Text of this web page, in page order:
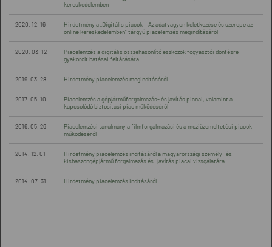
kereskedelemben
2020. 12. 16
Hirdetmény a „Digitális piacok – Az adatvagyon keletkezése és szerepe az
online kereskedelemben” tárgyú piacelemzés megindításáról
2020. 03. 12
Piacelemzés a digitális összehasonlító eszközök fogyasztói döntésre
gyakorolt hatásai feltárására
2019. 03. 28 Hirdetmény piacelemzés megindításáról
2017. 05. 10
Piacelemzés a gépjárműforgalmazás- és javítás piacai, valamint a
kapcsolódó biztosítási piac működéséről
2016. 05. 26
Piacelemzési tanulmány a filmforgalmazási és a moziüzemeltetési piacok
működéséről
2014. 12. 01
Hirdetmény piacelemzés indításáról a magyarországi személy- és
kishaszongépjármű forgalmazás és -javítás piacai vizsgálatára
2014. 07. 31 Hirdetmény piacelemzés indításáról